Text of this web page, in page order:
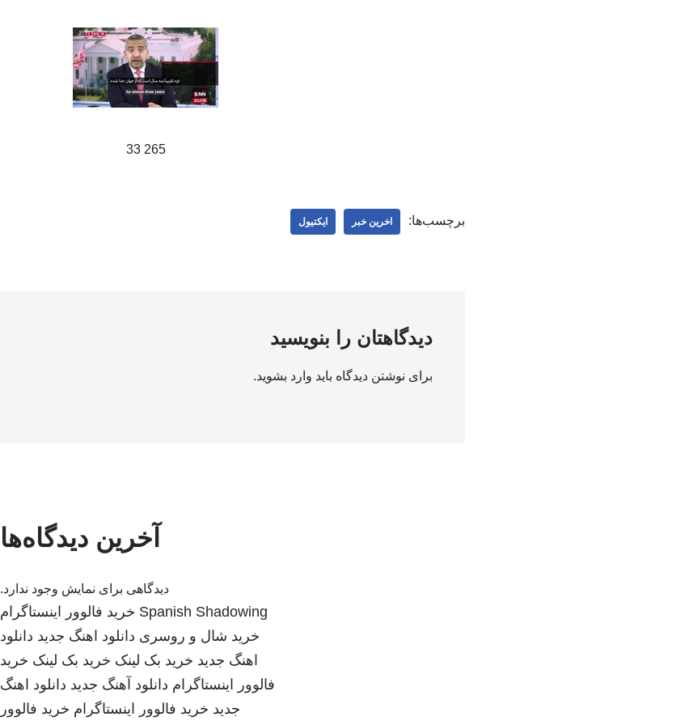
265 33
برچسب‌ها: اخرین خبر ایکتیول
دیدگاهتان را بنویسید
برای نوشتن دیدگاه باید وارد بشوید.
آخرین دیدگاه‌ها
دیدگاهی برای نمایش وجود ندارد.
Spanish Shadowing خرید فالوور اینستاگرام
خرید شال و روسری دانلود اهنگ جدید دانلود
اهنگ جدید خرید بک لینک خرید بک لینک خرید
فالوور اینستاگرام دانلود آهنگ جدید دانلود اهنگ
جدید خرید فالوور اینستاگرام خرید فالوور